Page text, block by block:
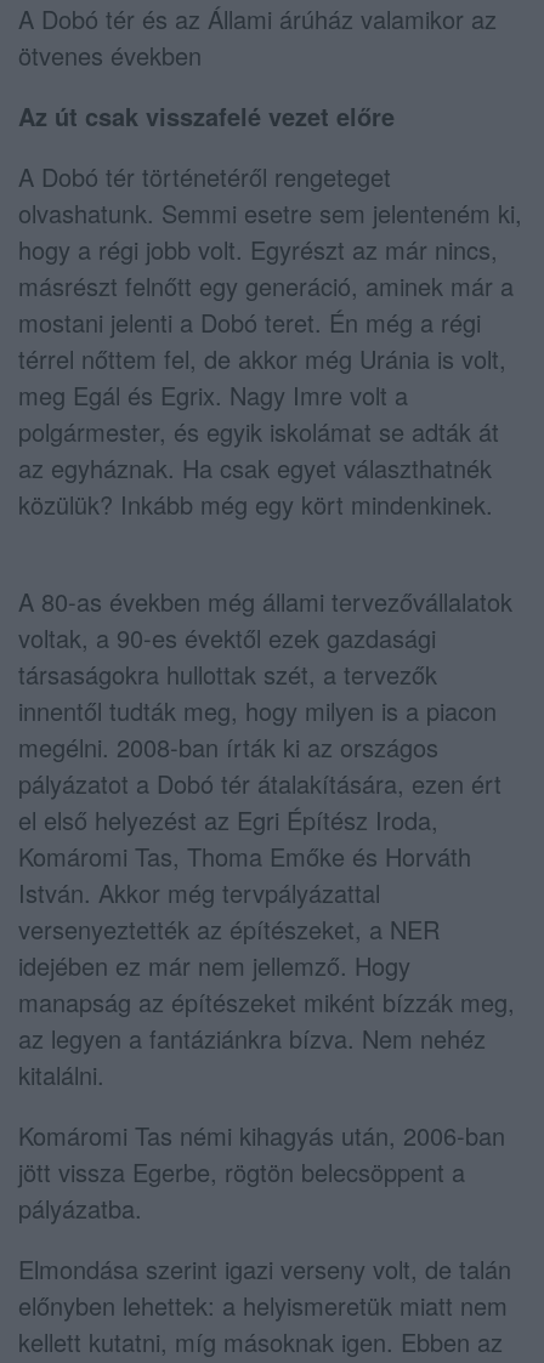
A Dobó tér és az Állami árúház valamikor az
ötvenes években
Az út csak visszafelé vezet előre
A Dobó tér történetéről rengeteget
olvashatunk. Semmi esetre sem jelenteném ki,
hogy a régi jobb volt. Egyrészt az már nincs,
másrészt felnőtt egy generáció, aminek már a
mostani jelenti a Dobó teret. Én még a régi
térrel nőttem fel, de akkor még Uránia is volt,
meg Egál és Egrix. Nagy Imre volt a
polgármester, és egyik iskolámat se adták át
az egyháznak. Ha csak egyet választhatnék
közülük? Inkább még egy kört mindenkinek.
A 80-as években még állami tervezővállalatok
voltak, a 90-es évektől ezek gazdasági
társaságokra hullottak szét, a tervezők
innentől tudták meg, hogy milyen is a piacon
megélni. 2008-ban írták ki az országos
pályázatot a Dobó tér átalakítására, ezen ért
el első helyezést az Egri Építész Iroda,
Komáromi Tas, Thoma Emőke és Horváth
István. Akkor még tervpályázattal
versenyeztették az építészeket, a NER
idejében ez már nem jellemző. Hogy
manapság az építészeket miként bízzák meg,
az legyen a fantáziánkra bízva. Nem nehéz
kitalálni.
Komáromi Tas némi kihagyás után, 2006-ban
jött vissza Egerbe, rögtön belecsöppent a
pályázatba.
Elmondása szerint igazi verseny volt, de talán
előnyben lehettek: a helyismeretük miatt nem
kellett kutatni, míg másoknak igen. Ebben az